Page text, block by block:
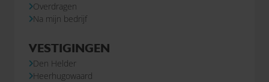
Overdragen
Na mijn bedrijf
VESTIGINGEN
Den Helder
Heerhugowaard